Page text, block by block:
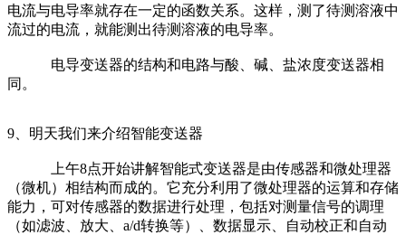
电流与电导率就存在一定的函数关系。这样，测了待测溶液中
流过的电流，就能测出待测溶液的电导率。
电导变送器的结构和电路与酸、碱、盐浓度变送器相
同。
9、明天我们来介绍智能变送器
上午8点开始讲解智能式变送器是由传感器和微处理器
（微机）相结构而成的。它充分利用了微处理器的运算和存储
能力，可对传感器的数据进行处理，包括对测量信号的调理
（如滤波、放大、a/d转换等）、数据显示、自动校正和自动